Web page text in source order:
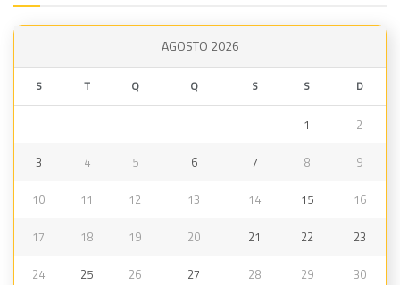
AGOSTO 2026
S T Q Q S S D
1 2
3 4 5 6 7 8 9
10 11 12 13 14 15 16
17 18 19 20 21 22 23
24 25 26 27 28 29 30